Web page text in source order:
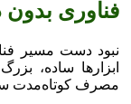
فناوری
نبود دست مسیر
ابزار‌ها ساده،
مصرف کوتاه‌مدت